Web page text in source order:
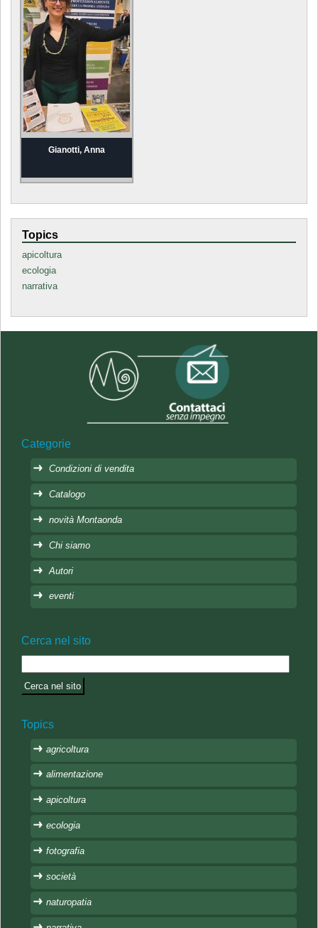
Gianotti, Anna
Topics
apicoltura
ecologia
narrativa
Categorie
Condizioni di vendita
Catalogo
novità Montaonda
Chi siamo
Autori
eventi
Cerca nel sito
Topics
agricoltura
alimentazione
apicoltura
ecologia
fotografia
società
naturopatia